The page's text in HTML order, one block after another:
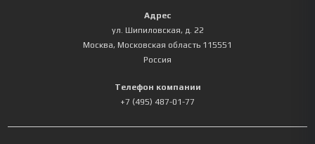
Адрес
ул. Шипиловская, д. 22
Москва, Московская область 115551
Россия
Телефон компании
+7 (495) 487-01-77